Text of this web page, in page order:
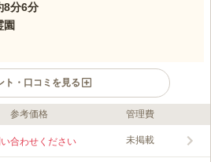
8分6分
園
ト・口コミを見る
にある公営霊園です。静かな住居地域にあ
参考価格 管理費
合わせください 未掲載